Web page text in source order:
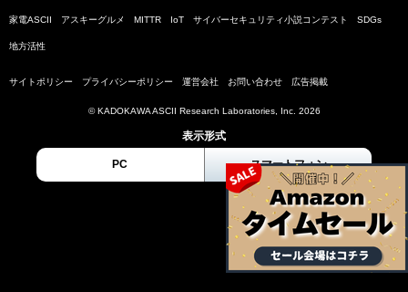
家電ASCII アスキーグルメ MITTR IoT サイバーセキュリティ小説コンテスト SDGs
地方活性
サイトポリシー プライバシーポリシー 運営会社 お問い合わせ 広告掲載
© KADOKAWA ASCII Research Laboratories, Inc. 2026
表示形式
PC スマートフォン